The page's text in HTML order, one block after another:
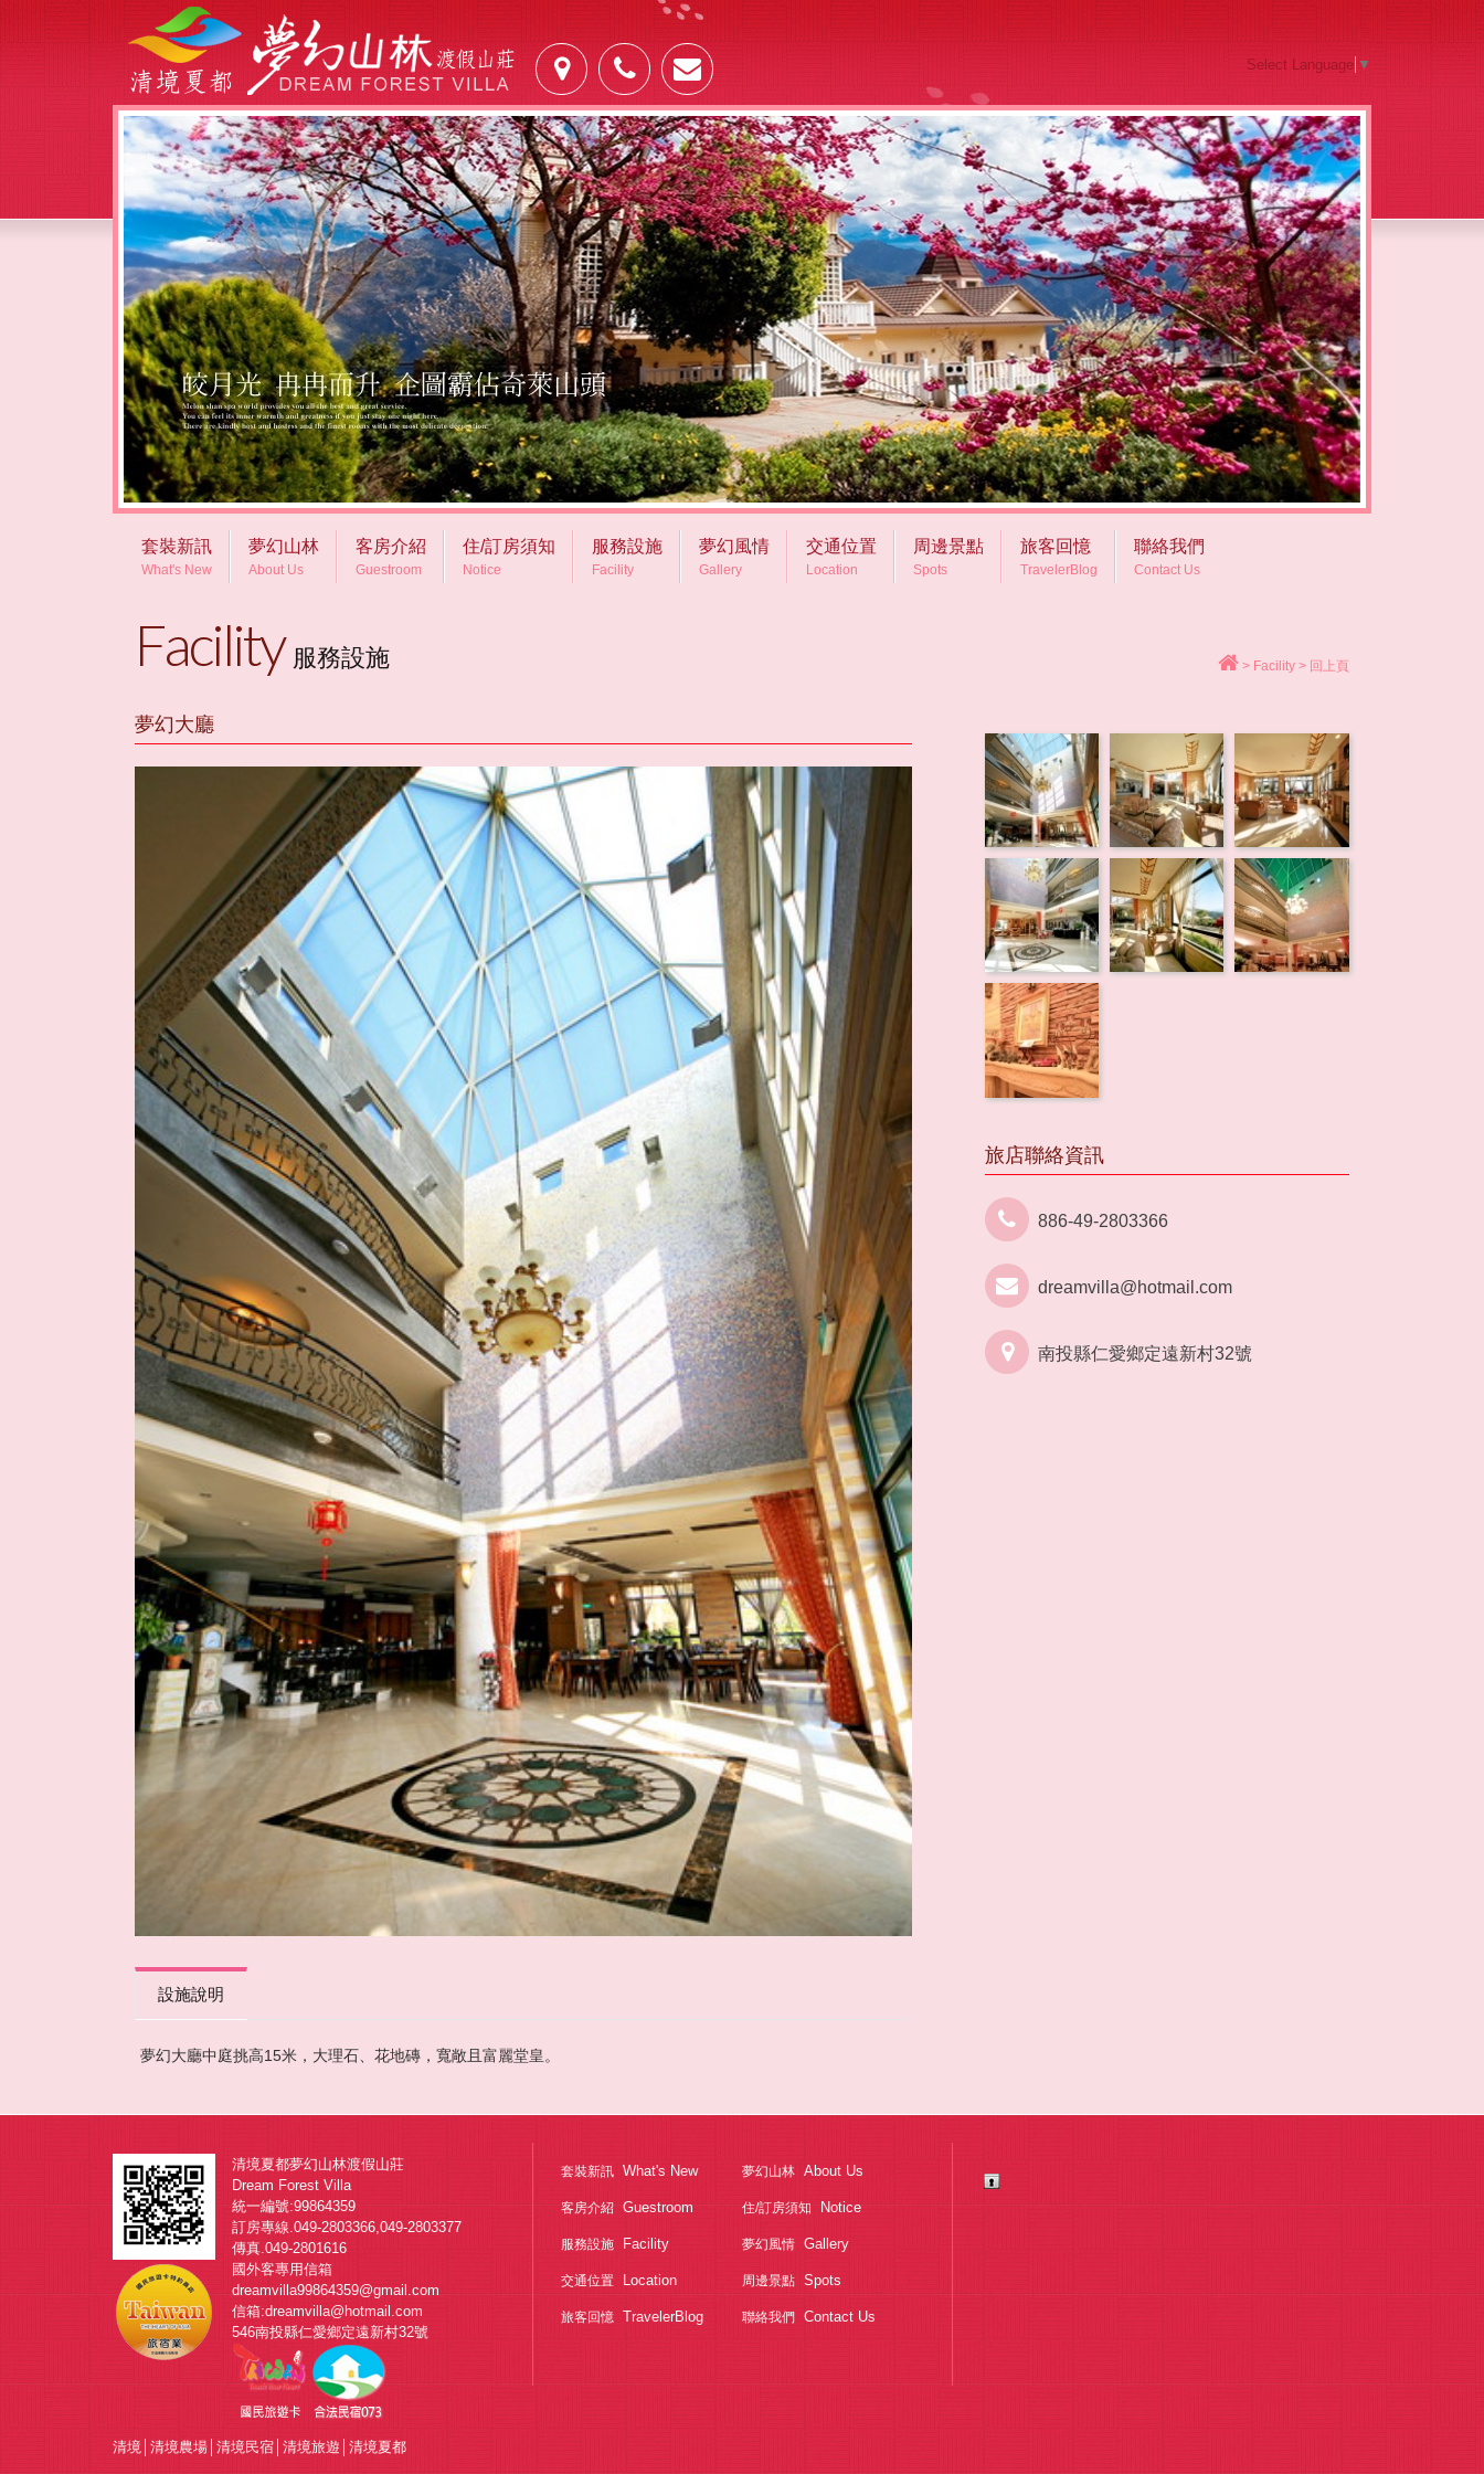
Select Language ▼
套裝新訊
What's New
夢幻山林
About Us
客房介紹
Guestroom
住/訂房須知
Notice
服務設施
Facility
夢幻風情
Gallery
交通位置
Location
周邊景點
Spots
旅客回憶
TravelerBlog
聯絡我們
Contact Us
Facility 服務設施 > Facility > 回上頁
夢幻大廳
設施說明
夢幻大廳中庭挑高15米，大理石、花地磚，寬敞且富麗堂皇。
旅店聯絡資訊
886-49-2803366
dreamvilla@hotmail.com
南投縣仁愛鄉定遠新村32號
清境夏都夢幻山林渡假山莊
Dream Forest Villa
統一編號:99864359
訂房專線.049-2803366,049-2803377
傳真.049-2801616
國外客專用信箱
dreamvilla99864359@gmail.com
信箱:dreamvilla@hotmail.com
546南投縣仁愛鄉定遠新村32號
清境 清境農場 清境民宿 清境旅遊 清境夏都
套裝新訊 What's New 夢幻山林 About Us
客房介紹 Guestroom 住/訂房須知 Notice
服務設施 Facility 夢幻風情 Gallery
交通位置 Location 周邊景點 Spots
旅客回憶 TravelerBlog 聯絡我們 Contact Us